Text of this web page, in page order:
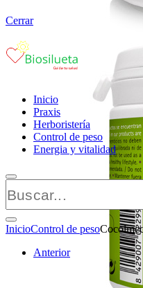
Cerrar
Inicio
Praxis
Herboristería
Control de peso
Energia y vitalidad
InicioControl de peso
Anterior